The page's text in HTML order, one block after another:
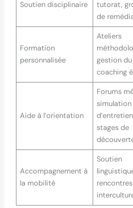
Soutien disciplinaire
tutorat,
de
Formation
personnalisée
Ateliers
gestion
coaching
Aide à l’orientation
Forums
simulation
stages de
Accompagnement à
la mobilité
Soutien
rencontres